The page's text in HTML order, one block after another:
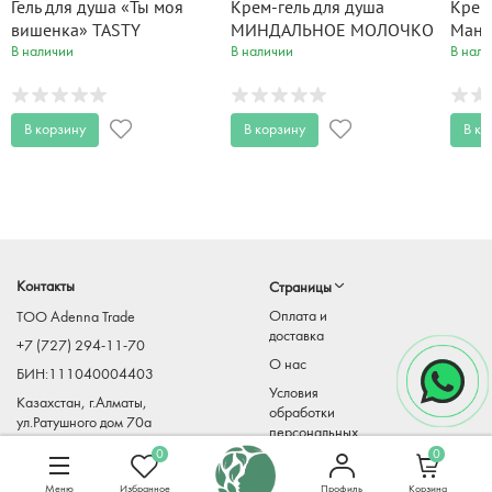
Гель для душа «Ты моя
вишенка» TASTY
MOMENTS 300 мл
В наличии
В корзину
Крем-гель для душа
МИНДАЛЬНОЕ МОЛОЧКО
с маслом миндаля CREAM
В наличии
В корзину
В
В
Контакты
TOO Adenna Trade
+7 (727) 294-11-70
БИН:111040004403
Казахстан, г.Алматы,
ул.Ратушного дом 70а
trade@mirkosmetiki.kz
Страницы
Оплата и
доставка
О нас
Условия
обработки
персональных
данных
Меню
0
Избранное Профиль
0
Корзина